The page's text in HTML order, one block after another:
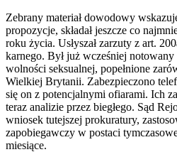
Zebrany materiał dowodowy
propozycje, składał jeszcze co
roku życia. Usłyszał zarzuty z art.
karnego. Był już wcześniej
wolności seksualnej, popełnione
Wielkiej Brytanii. Zabezpieczono
się on z potencjalnymi ofiarami. Ich
teraz analizie przez biegłego. Sąd
wniosek tutejszej prokuratury,
zapobiegawczy w postaci
miesiące.